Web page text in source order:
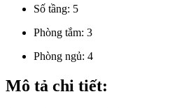
Số tầng: 5
Phòng tắm: 3
Phòng ngủ: 4
Mô tả chi tiết: